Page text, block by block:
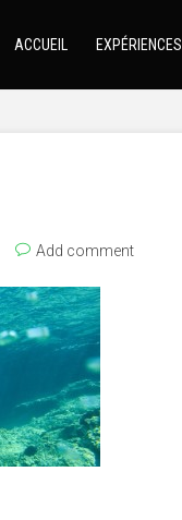
ACCUEIL EXPÉRIENCES
Add comment